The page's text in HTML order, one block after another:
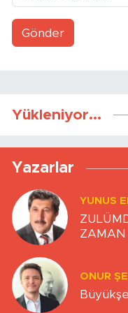
Gönder
Yükleniyor...
Yazarlar
YUNUS
ZAMAN
ONUR